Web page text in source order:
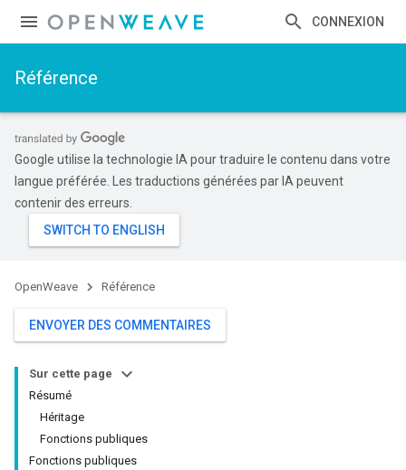
CONNEXION
Référence
Google utilise la technologie IA pour traduire le contenu dans votre
langue préférée. Les traductions générées par IA peuvent
contenir des erreurs.
OpenWeave Référence
ENVOYER DES COMMENTAIRES
Sur cette page
Résumé
Héritage
Fonctions publiques
Fonctions publiques